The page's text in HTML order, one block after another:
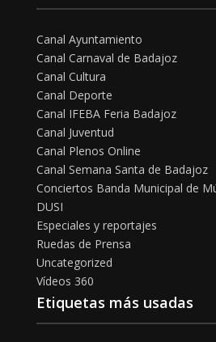
Canal Ayuntamiento
Canal Carnaval de Badajoz
Canal Cultura
Canal Deporte
Canal IFEBA Feria Badajoz
Canal Juventud
Canal Plenos Online
Canal Semana Santa de Badajoz
Conciertos Banda Municipal de
DUSI
Especiales y reportajes
Ruedas de Prensa
Uncategorized
Vídeos 360
Etiquetas más usadas